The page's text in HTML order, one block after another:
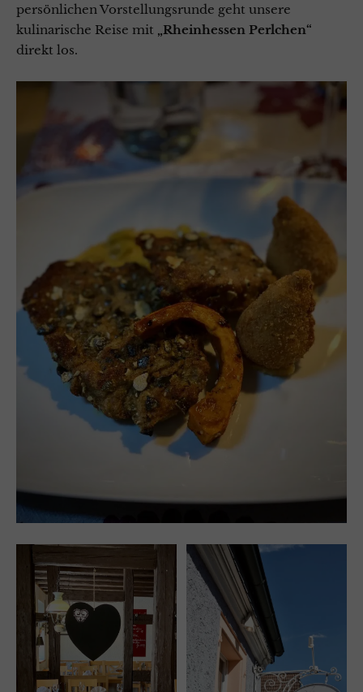
persönlichen Vorstellungsrunde geht unsere
kulinarische Reise mit „Rheinhessen Perlchen“
direkt los.